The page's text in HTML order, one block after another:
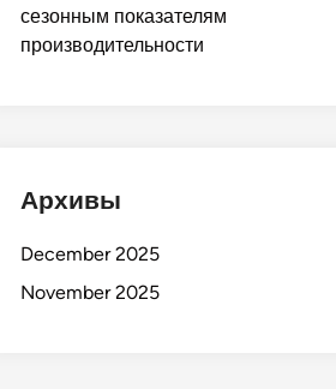
сезонным показателям
производительности
Архивы
December 2025
November 2025